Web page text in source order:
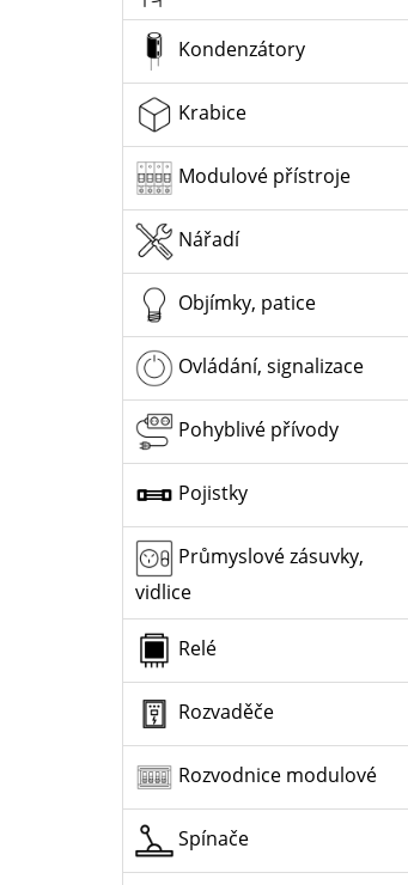
Kondenzátory
Krabice
Modulové přístroje
Nářadí
Objímky, patice
Ovládání, signalizace
Pohyblivé přívody
Pojistky
Průmyslové zásuvky,
vidlice
Relé
Rozvaděče
Rozvodnice modulové
Spínače